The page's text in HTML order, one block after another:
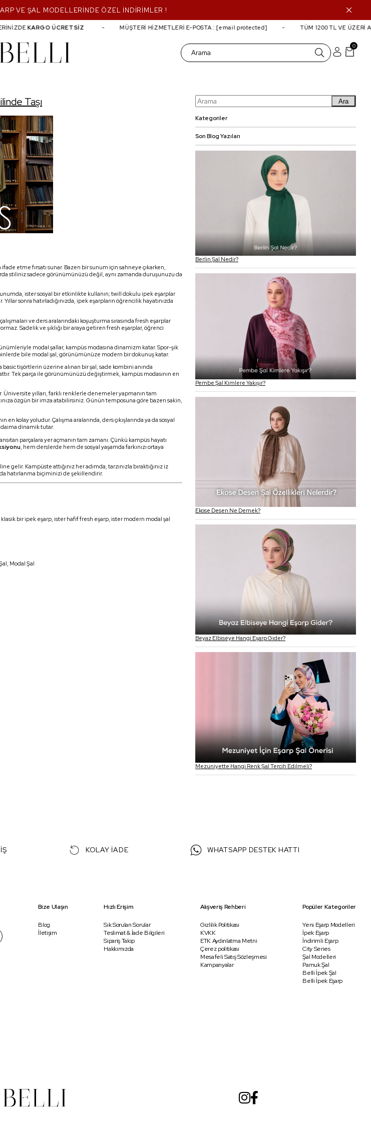
VE ŞAL MODELLERİNDE ÖZEL İNDİRİMLER !
KARGO ÜCRETSİZ MÜŞTERİ HİZMETLERİ E-POSTA :[email protected] TÜM 1200 TL VE ÜZERİ
0
Taşı
etme fırsatı sunar. Bazen bir sunum için sahneye çıkarken,
stiliniz sadece görünümünüzü değil, aynı zamanda duruşunuzu da
ister sosyal bir etkinlikte kullanın; twill dokulu ipek eşarplar
sonra hatırladığınızda, ipek eşarpların öğrencilik hayatınızda
ve ders aralarındaki koşuşturma sırasında fresh eşarplar
Sadelik ve şıklığı bir araya getiren fresh eşarplar, öğrenci
modal şallar, kampüs modasına dinamizm katar. Spor-şık
bile modal şal, görünümünüze modern bir dokunuş katar.
tişörtlerin üzerine alınan bir şal, sade kombini anında
Tek parça ile görünümünüzü değiştirmek, kampüs modasının en
yılları, farklı renklerle denemeler yapmanın tam
özgün bir imza atabilirsiniz. Günün temposuna göre bazen sakin,
kolay yoludur. Çalışma aralarında, ders çıkışlarında ya da sosyal
daima dinamik tutar.
parçalara yer açmanın tam zamanı. Çünkü kampüs hayatı
, hem derslerde hem de sosyal yaşamda farkınızı ortaya
Kampüste attığınız her adımda, tarzınızla bıraktığınız iz
hatırlanma biçiminizi de şekillendirir.
bir ipek eşarp, ister hafif fresh eşarp, ister modern modal şal
Modal Şal
Ara
Kategoriler
Son Blog Yazıları
Berlin Şal Nedir?
Pembe Şal Kimlere Yakışır?
Ekose Desen Ne Demek?
Beyaz Elbiseye Hangi Eşarp Gider?
Mezuniyette Hangi Renk Şal Tercih Edilmeli?
KOLAY İADE WHATSAPP DESTEK HATTI
Bize Ulaşın
Blog
İletişim
Hızlı Erişim
Sık Sorulan Sorular
Teslimat & İade Bilgileri
Sipariş Takip
Hakkımızda
Alışveriş Rehberi
Gizlilik Politikası
KVKK
ETK Aydınlatma Metni
Çerez politikası
Mesafeli Satış Sözleşmesi
Kampanyalar
Popüler Kategoriler
Yeni Eşarp Modelleri
İpek Eşarp
İndirimli Eşarp
City Series
Şal Modelleri
Pamuk Şal
Belli İpek Şal
Belli İpek Eşarp